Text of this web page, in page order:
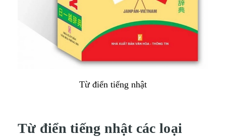
Từ điển tiếng nhật
Từ điển tiếng nhật các loại